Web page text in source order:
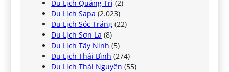
Du Lịch Quảng Trị (2)
Du Lịch Sapa (2.023)
Du Lịch Sóc Trăng (22)
Du Lịch Sơn La (8)
Du Lịch Tây Ninh (5)
Du Lịch Thái Bình (274)
Du Lịch Thái Nguyên (55)